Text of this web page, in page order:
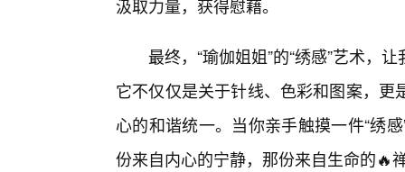
汲取力量，获得慰藉。
最终，“瑜伽姐姐”的“绣感”艺术，
它不仅仅是关于针线、色彩和图案，
心的和谐统一。当你亲手触摸一件“绣
份来自内心的宁静，那份来自生命的🔥